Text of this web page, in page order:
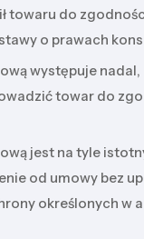
towaru do
o prawach
występuje
towar do
jest na tyle
od umowy bez
określonych w